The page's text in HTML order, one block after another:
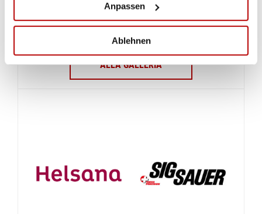
Anpassen
Ablehnen
ALLA GALLERIA